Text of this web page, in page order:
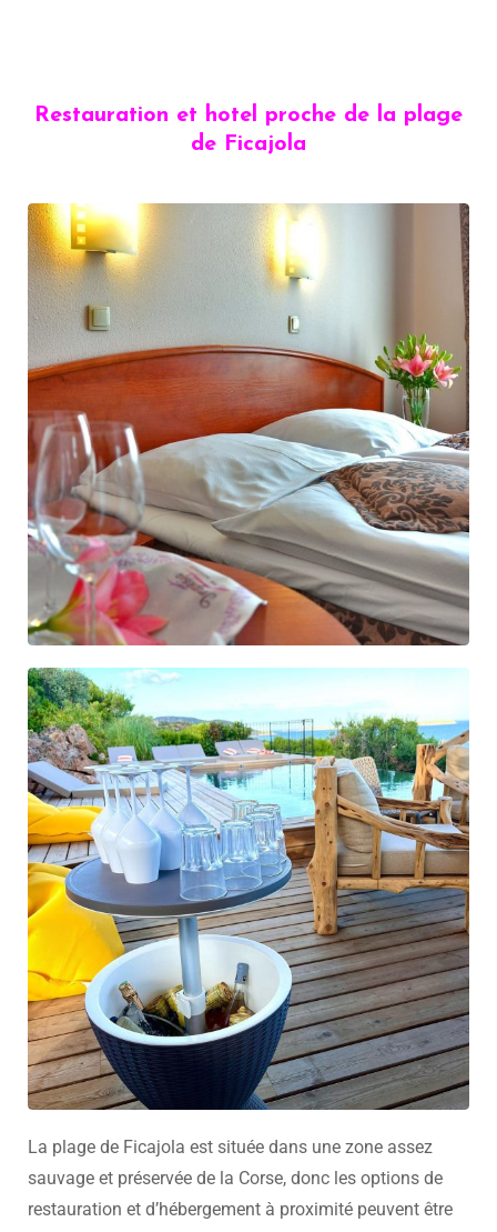
Restauration et hotel proche de la plage
de Ficajola
La plage de Ficajola est située dans une zone assez
sauvage et préservée de la Corse, donc les options de
restauration et d’hébergement à proximité peuvent être